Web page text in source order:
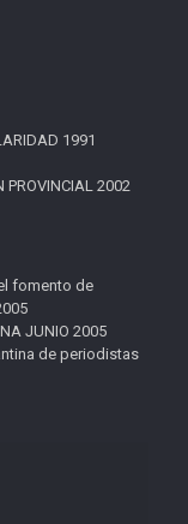
1991
PROVINCIAL 2002
fomento de
JUNIO 2005
de periodistas